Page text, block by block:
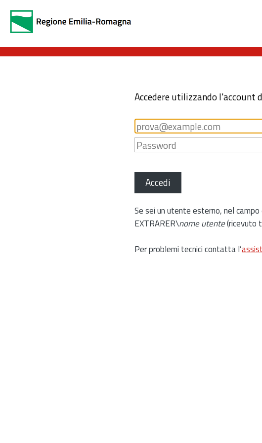
Accedere utilizzando l'account
Accedi
Se sei un utente esterno, nel campo
EXTRARER\nome utente(ricevuto
Per problemi tecnici contatta l’